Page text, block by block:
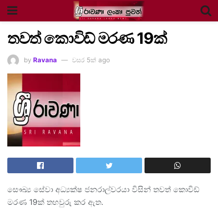
තවත් කොවිඩ් මරණ 19ක්
by Ravana වසර 5ක් ago
සෞඛ්‍ය සේවා අධ්‍යක්ෂ ජනරාල්වරයා විසින් තවත් කොවිඩ්
මරණ 19ක් තහවුරු කර ඇත.